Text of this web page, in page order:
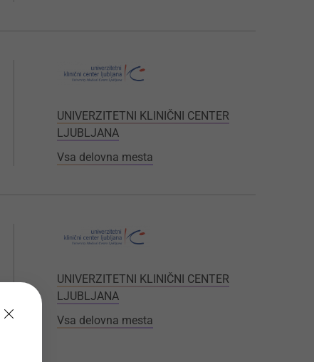
UNIVERZITETNI KLINIČNI CENTER
LJUBLJANA
Vsa delovna mesta
UNIVERZITETNI KLINIČNI CENTER
LJUBLJANA
Vsa delovna mesta